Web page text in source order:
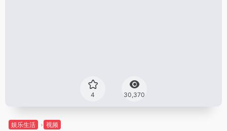
4 30,370
娱乐生活 视频